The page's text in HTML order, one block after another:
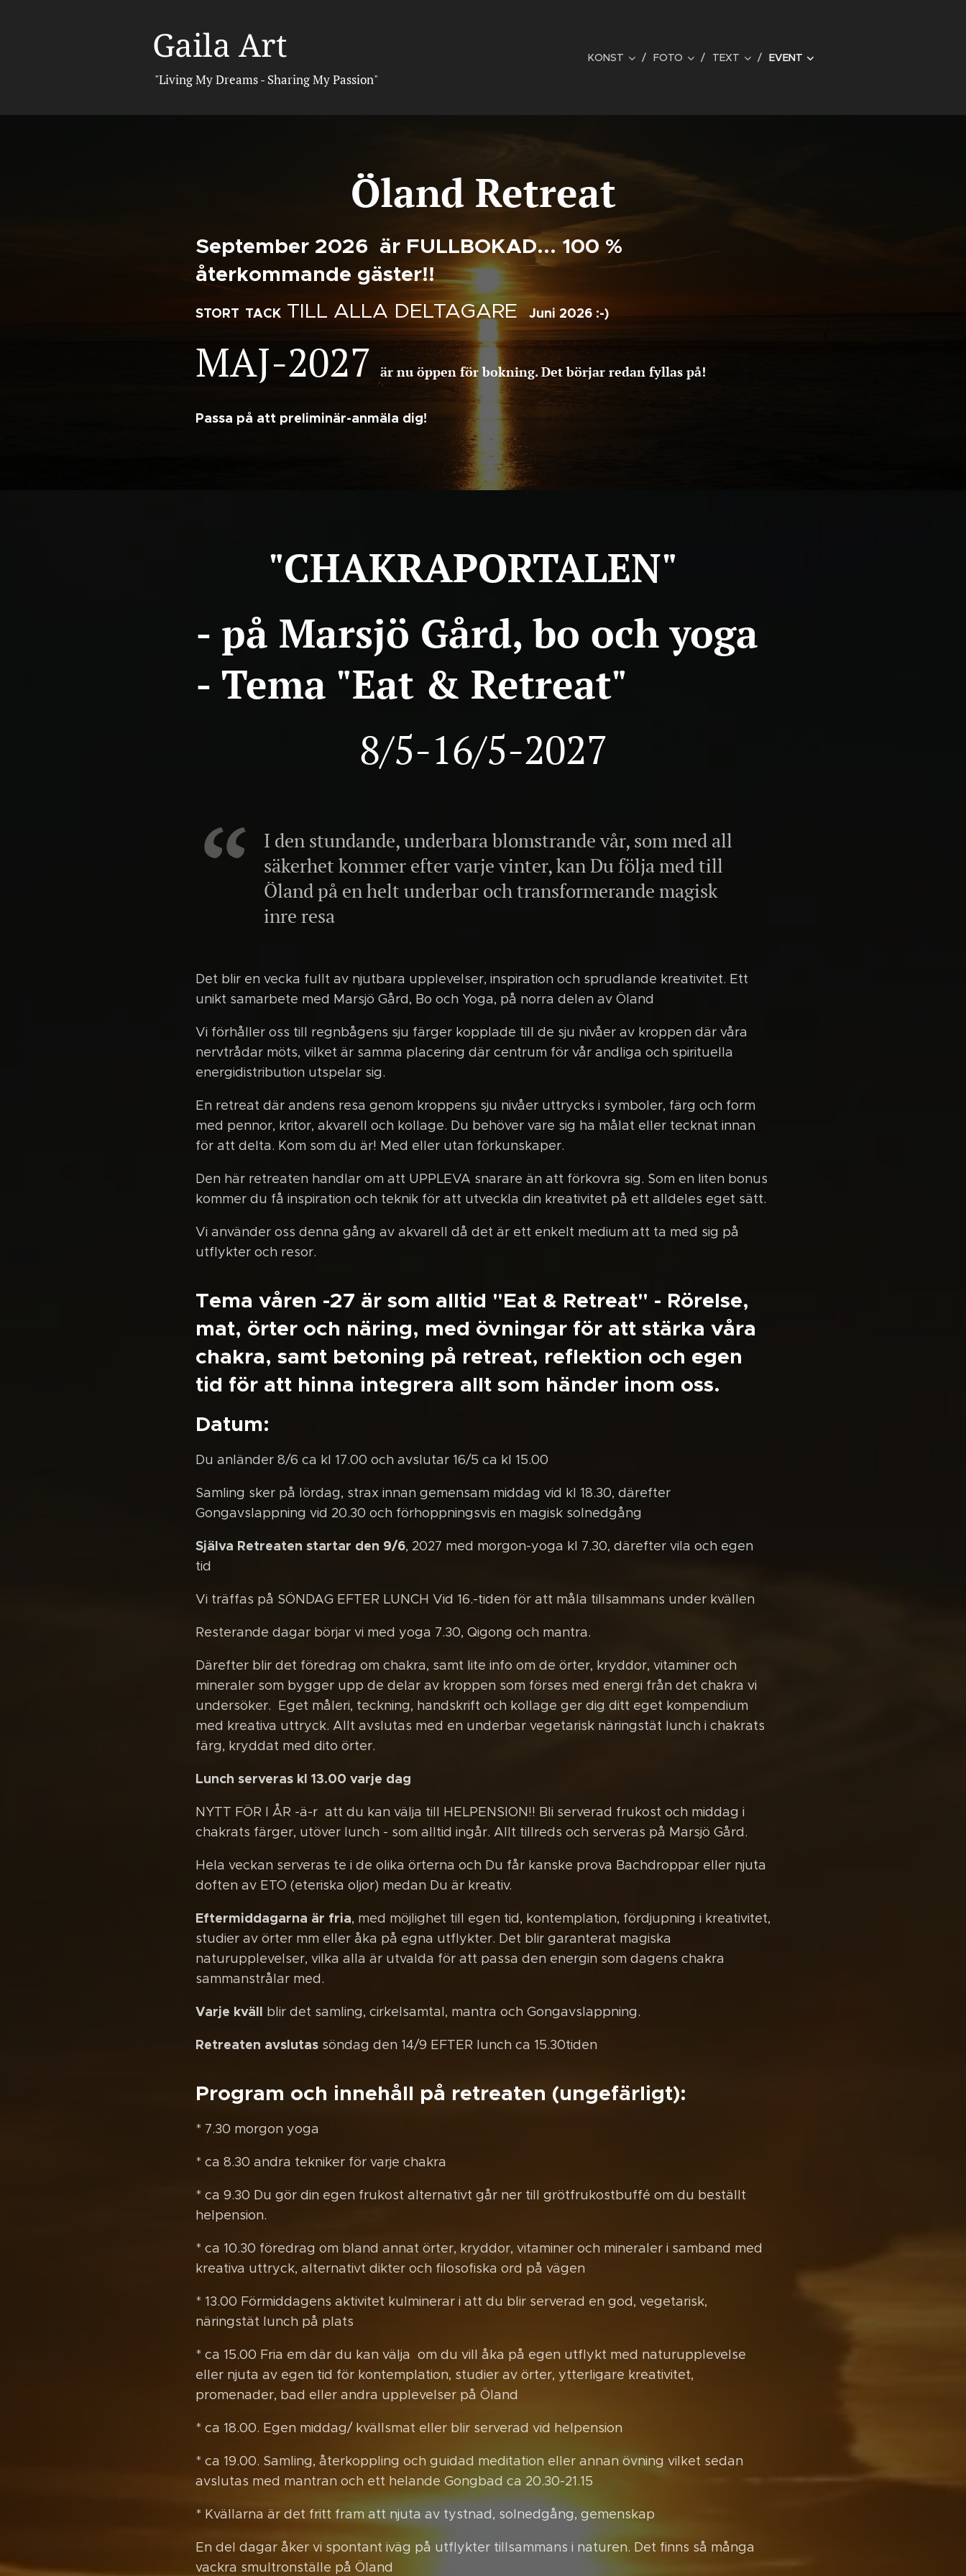
Gaila Art
"Living My Dreams - Sharing My Passion"
KONST FOTO TEXT EVENT
Öland Retreat
September 2026 är FULLBOKAD... 100 %
återkommande gäster!!
STORT TACK TILL ALLA DELTAGARE Juni 2026 :-)
MAJ-2027är nu öppen för bokning. Det börjar redan fyllas på!
Passa på att preliminär-anmäla dig!
"CHAKRAPORTALEN"
- på Marsjö Gård, bo och yoga
- Tema "Eat & Retreat"
8/5-16/5-2027
I den stundande, underbara blomstrande vår, som med all
säkerhet kommer efter varje vinter, kan Du följa med till
Öland på en helt underbar och transformerande magisk
inre resa
Det blir en vecka fullt av njutbara upplevelser, inspiration och sprudlande kreativitet. Ett
unikt samarbete med Marsjö Gård, Bo och Yoga, på norra delen av Öland
Vi förhåller oss till regnbågens sju färger kopplade till de sju nivåer av kroppen där våra
nervtrådar möts, vilket är samma placering där centrum för vår andliga och spirituella
energidistribution utspelar sig.
En retreat där andens resa genom kroppens sju nivåer uttrycks i symboler, färg och form
med pennor, kritor, akvarell och kollage. Du behöver vare sig ha målat eller tecknat innan
för att delta. Kom som du är! Med eller utan förkunskaper.
Den här retreaten handlar om att UPPLEVA snarare än att förkovra sig. Som en liten bonus
kommer du få inspiration och teknik för att utveckla din kreativitet på ett alldeles eget sätt.
Vi använder oss denna gång av akvarell då det är ett enkelt medium att ta med sig på
utflykter och resor.
Tema våren -27 är som alltid "Eat & Retreat" - Rörelse,
mat, örter och näring, med övningar för att stärka våra
chakra, samt betoning på retreat, reflektion och egen
tid för att hinna integrera allt som händer inom oss.
Datum:
Du anländer 8/6 ca kl 17.00 och avslutar 16/5 ca kl 15.00
Samling sker på lördag, strax innan gemensam middag vid kl 18.30, därefter
Gongavslappning vid 20.30 och förhoppningsvis en magisk solnedgång
Själva Retreaten startar den 9/6, 2027 med morgon-yoga kl 7.30, därefter vila och egen
tid
Vi träffas på SÖNDAG EFTER LUNCH Vid 16.-tiden för att måla tillsammans under kvällen
Resterande dagar börjar vi med yoga 7.30, Qigong och mantra.
Därefter blir det föredrag om chakra, samt lite info om de örter, kryddor, vitaminer och
mineraler som bygger upp de delar av kroppen som förses med energi från det chakra vi
undersöker. Eget måleri, teckning, handskrift och kollage ger dig ditt eget kompendium
med kreativa uttryck. Allt avslutas med en underbar vegetarisk näringstät lunch i chakrats
färg, kryddat med dito örter.
Lunch serveras kl 13.00 varje dag
NYTT FÖR I ÅR -ä-r att du kan välja till HELPENSION!! Bli serverad frukost och middag i
chakrats färger, utöver lunch - som alltid ingår. Allt tillreds och serveras på Marsjö Gård.
Hela veckan serveras te i de olika örterna och Du får kanske prova Bachdroppar eller njuta
doften av ETO (eteriska oljor) medan Du är kreativ.
Eftermiddagarna är fria, med möjlighet till egen tid, kontemplation, fördjupning i kreativitet,
studier av örter mm eller åka på egna utflykter. Det blir garanterat magiska
naturupplevelser, vilka alla är utvalda för att passa den energin som dagens chakra
sammanstrålar med.
Varje kväll blir det samling, cirkelsamtal, mantra och Gongavslappning.
Retreaten avslutas söndag den 14/9 EFTER lunch ca 15.30tiden
Program och innehåll på retreaten (ungefärligt):
* 7.30 morgon yoga
* ca 8.30 andra tekniker för varje chakra
* ca 9.30 Du gör din egen frukost alternativt går ner till grötfrukostbuffé om du beställt
helpension.
* ca 10.30 föredrag om bland annat örter, kryddor, vitaminer och mineraler i samband med
kreativa uttryck, alternativt dikter och filosofiska ord på vägen
* 13.00 Förmiddagens aktivitet kulminerar i att du blir serverad en god, vegetarisk,
näringstät lunch på plats
* ca 15.00 Fria em där du kan välja om du vill åka på egen utflykt med naturupplevelse
eller njuta av egen tid för kontemplation, studier av örter, ytterligare kreativitet,
promenader, bad eller andra upplevelser på Öland
* ca 18.00. Egen middag/ kvällsmat eller blir serverad vid helpension
* ca 19.00. Samling, återkoppling och guidad meditation eller annan övning vilket sedan
avslutas med mantran och ett helande Gongbad ca 20.30-21.15
* Kvällarna är det fritt fram att njuta av tystnad, solnedgång, gemenskap
En del dagar åker vi spontant iväg på utflykter tillsammans i naturen. Det finns så många
vackra smultronställe på Öland